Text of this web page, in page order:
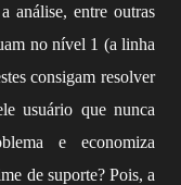
análise, entre outras
no nível 1 (a linha
consigam resolver
usuário que nunca
e economiza
de suporte? Pois, a